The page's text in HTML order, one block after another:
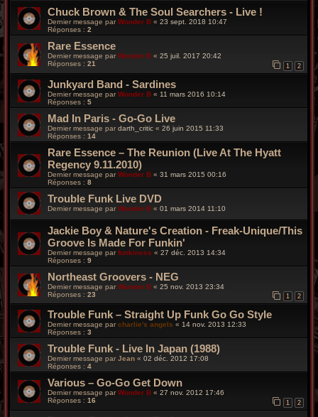
Chuck Brown & The Soul Searchers - Live !
Dernier message parWonder B « 23 sept. 2018 10:47
Réponses : 2
Rare Essence
Dernier message par Wonder B « 25 juil. 2017 20:42
Réponses : 21 1 2
Junkyard Band - Sardines
Dernier message parWonder B « 11 mars 2016 10:14
Réponses : 5
Mad In Paris - Go-Go Live
Dernier message par darth_critic « 26 juin 2015 11:33
Réponses : 14
Rare Essence – The Reunion (Live At The Hyatt
Regency 9.11.2010)
Dernier message par Wonder B « 31 mars 2015 00:16
Réponses : 8
Trouble Funk Live DVD
Dernier message par Wonder B « 01 mars 2014 11:10
Jackie Boy & Nature's Creation - Freak-Unique/This
Groove Is Made For Funkin'
Dernier message par funkiness « 27 déc. 2013 14:34
Réponses : 9
Northeast Groovers - NEG
Dernier message par Wonder B « 25 nov. 2013 23:34
Réponses : 23 1 2
Trouble Funk – Straight Up Funk Go Go Style
Dernier message parcharlie's angels « 14 nov. 2013 12:33
Réponses : 3
Trouble Funk - Live In Japan (1988)
Dernier message par Jean « 02 déc. 2012 17:08
Réponses : 4
Various – Go-Go Get Down
Dernier message parWonder B « 27 nov. 2012 17:46
Réponses : 16 1 2